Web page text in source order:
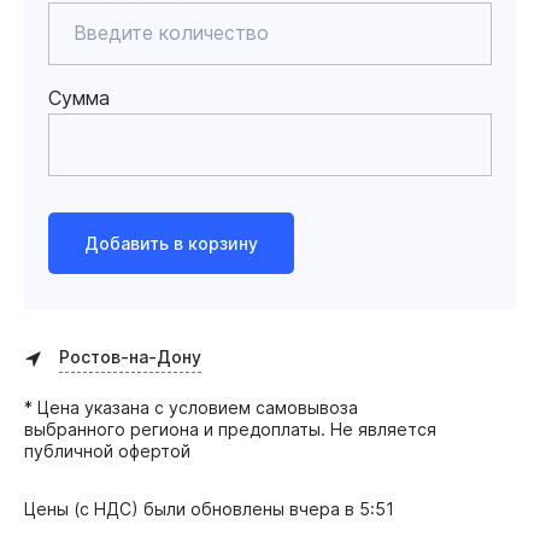
Сумма
Добавить в корзину
Ростов-на-Дону
* Цена указана с условием самовывоза
выбранного региона и предоплаты. Не является
публичной офертой
Цены (с НДС) были обновлены вчера в 5:51